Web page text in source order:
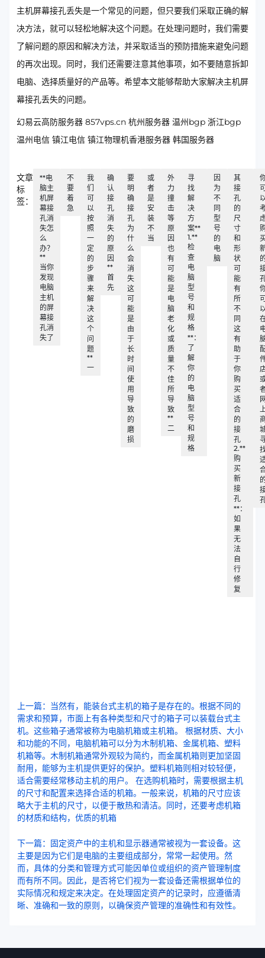
主机屏幕接孔丢失是一个常见的问题，但只要我们采取正确的解
决方法，就可以轻松地解决这个问题。在处理问题时，我们需要
了解问题的原因和解决方法，并采取适当的预防措施来避免问题
的再次出现。同时，我们还需要注意其他事项，如不要随意拆卸
电脑、选择质量好的产品等。希望本文能够帮助大家解决主机屏
幕接孔丢失的问题。
幻易云高防服务器 857vps.cn 杭州服务器 温州bgp 浙江bgp
温州电信 镇江电信 镇江物理机香港服务器 韩国服务器
文章
标
签：
**电
脑主
机屏
幕接
孔消
失怎
么
办？
**
当你
发现
电脑
主机
的屏
幕接
孔消
失了
不
要
着
急
我
们
可
以
按
照
一
定
的
步
骤
来
解
决
这
个
问
题
**
一
确
认
接
孔
消
失
的
原
因
**
首
先
要
明
确
接
孔
为
什
么
会
消
失
这
可
能
是
由
于
长
时
间
使
用
导
致
的
磨
损
或
者
是
安
装
不
当
外
力
撞
击
等
原
因
也
有
可
能
是
电
脑
老
化
或
质
量
不
佳
所
导
致
**
二
寻
找
解
决
方
案**
1.**
检
查
电
脑
型
号
和
规
格
**：
了
解
你
的
电
脑
型
号
和
规
格
因
为
不
同
型
号
的
电
脑
其
接
孔
的
尺
寸
和
形
状
可
能
有
所
不
同
这
有
助
于
你
购
买
适
合
的
接
孔
2.**
购
买
新
接
孔
**：
如
果
无
法
自
行
修
复
上一篇：当然有，能装台式主机的箱子是存在的。根据不同的
需求和预算，市面上有各种类型和尺寸的箱子可以装载台式主
机。这些箱子通常被称为电脑机箱或主机箱。 根据材质、大小
和功能的不同，电脑机箱可以分为木制机箱、金属机箱、塑料
机箱等。木制机箱通常外观较为简约，而金属机箱则更加坚固
耐用，能够为主机提供更好的保护。塑料机箱则相对较轻便，
适合需要经常移动主机的用户。 在选购机箱时，需要根据主机
的尺寸和配置来选择合适的机箱。一般来说，机箱的尺寸应该
略大于主机的尺寸，以便于散热和清洁。同时，还要考虑机箱
的材质和结构，优质的机箱
下一篇：固定资产中的主机和显示器通常被视为一套设备。这
主要是因为它们是电脑的主要组成部分，常常一起使用。然
而，具体的分类和管理方式可能因单位或组织的资产管理制度
而有所不同。因此，是否将它们视为一套设备还需根据单位的
实际情况和规定来决定。在处理固定资产的记录时，应遵循清
晰、准确和一致的原则，以确保资产管理的准确性和有效性。